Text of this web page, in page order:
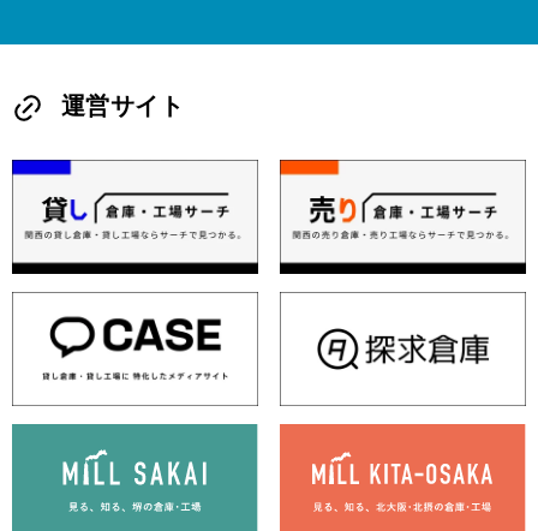
運営サイト